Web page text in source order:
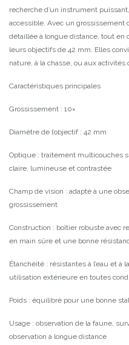
recherche d’un instrument
accessible. Avec un grossissement
détaillée à longue distance, tout en
leurs objectifs de 42 mm. Elles
nature, à la chasse, ou aux activités
Caractéristiques principales
Grossissement : 10×
Diamètre de l’objectif : 42 mm
Optique : traitement multicouches
claire, lumineuse et contrastée
Champ de vision : adapté à une
grossissement
Construction : boîtier robuste avec
en main sûre et une bonne
Étanchéité : résistantes à l’eau et
utilisation extérieure en toutes
Poids : équilibré pour une bonne
Usage : observation de la faune,
observation à longue distance